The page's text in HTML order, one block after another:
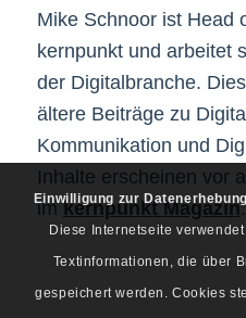
Mike Schnoor ist Head
kernpunkt und arbeitet
der Digitalbranche.
ältere Beiträge zu
Kommunikation und
Inhalte erscheinen vor
imkernpunkt Magazin.
Einwilligung zur
Diese Internetseite
Textinformationen, die über
gespeichert werden. Cookies